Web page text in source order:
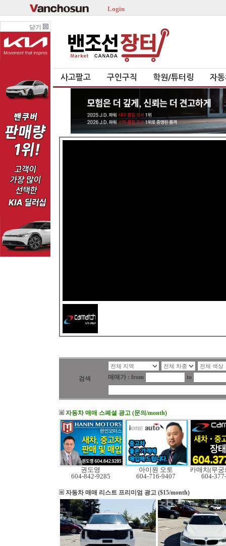
Login
닫기
사고팔고 구인구직 학원/튜터링 자
검색 매매가 : from to
자동차 매매 스페셜 광고 (문의/month)
권도영
604-842-9285
아이원 오토
604-716-9407
604-
자동차 매매 리스트 프리미엄 광고 ($15/month)